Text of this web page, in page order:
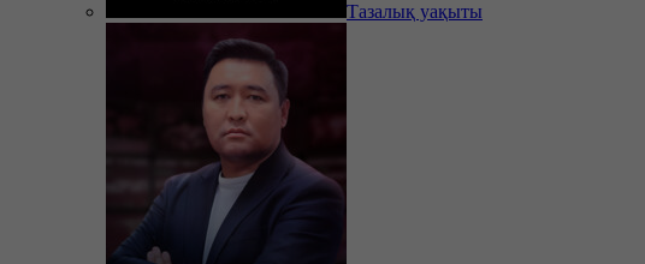
Тазалық уақыты